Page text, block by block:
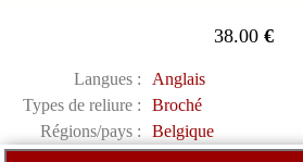
38.00€
Langues :
Anglais
Types de reliure :
Broché
Régions/pays :
Belgique